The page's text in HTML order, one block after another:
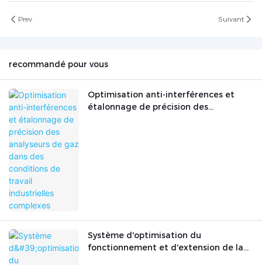
Prev Suivant
recommandé pour vous
Optimisation anti-interférences et
étalonnage de précision des
Système d'optimisation du
fonctionnement et d'extension de la